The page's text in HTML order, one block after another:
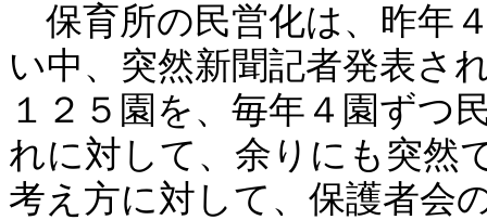
保育所の民営化は、昨年
い中、突然新聞記者発表さ
１２５園を、毎年４園ずつ
れに対して、余りにも突然
考え方に対して、保護者会